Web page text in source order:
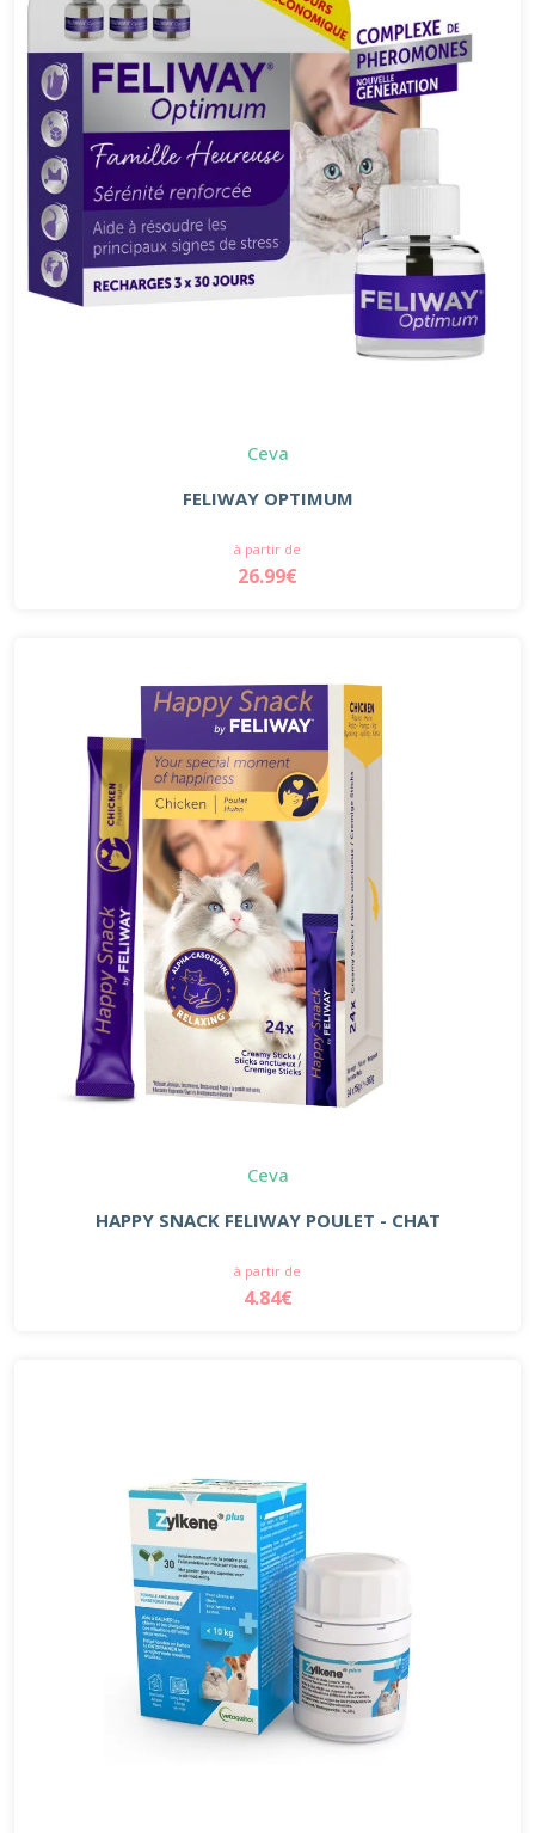
Ceva
FELIWAY OPTIMUM
à partir de
26.99€
Ceva
HAPPY SNACK FELIWAY POULET - CHAT
à partir de
4.84€